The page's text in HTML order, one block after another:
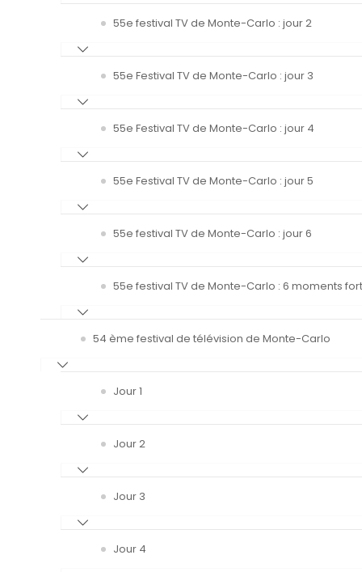
55e festival TV de Monte-Carlo : jour 2
55e Festival TV de Monte-Carlo : jour 3
55e Festival TV de Monte-Carlo : jour 4
55e Festival TV de Monte-Carlo : jour 5
55e festival TV de Monte-Carlo : jour 6
55e festival TV de Monte-Carlo : 6 moments
54 ème festival de télévision de Monte-Carlo
Jour 1
Jour 2
Jour 3
Jour 4